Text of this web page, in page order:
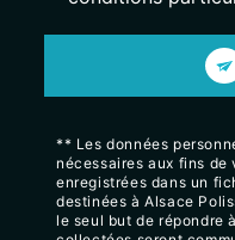
** Les données
nécessaires aux fins
enregistrées dans un
destinées à Alsace
le seul but de répondre